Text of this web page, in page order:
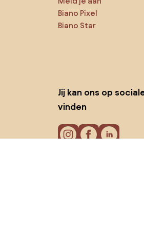
Biano Pixel
Biano Star
Jij kan ons op
vinden